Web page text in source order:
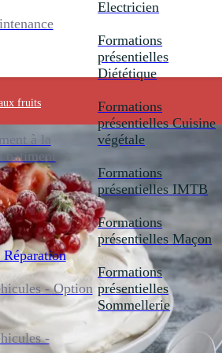
à la
bâtiment
- Option
-
Electricien
Formations
présentielles
Diététique
Formations
présentielles Cuisine
végétale
Formations
présentielles IMTB
Formations
présentielles Maçon
Formations
présentielles
Sommellerie
fruits